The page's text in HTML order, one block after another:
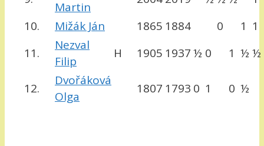
Martin
10.
Mižák Ján 1865 1884 0 1 1
11.
Nezval
Filip
H 1905 1937½ 0 1 ½ ½
12.
Dvořáková
Olga
1807 1793 0 1 0 ½